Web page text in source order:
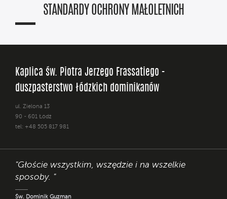
STANDARDY OCHRONY MAŁOLETNICH
Kaplica św. Piotra Jerzego Frassatiego -
duszpasterstwo łódzkich dominikanów
ul. Zielona 13
90 - 601 Łódź
tel: +48 505 817 981
"Głoście wszystkim, wszędzie i na wszelkie
sposoby. "
Św. Dominik Guzman